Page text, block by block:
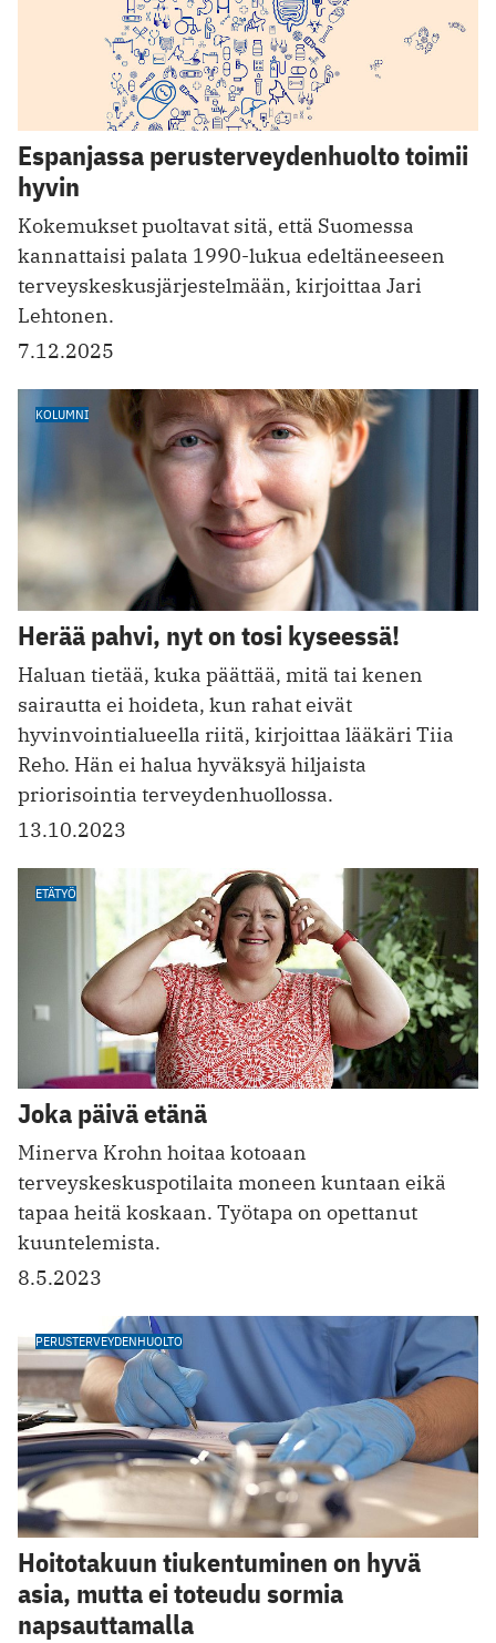
Espanjassa perusterveydenhuolto toimii
hyvin
Kokemukset puoltavat sitä, että Suomessa
kannattaisi palata 1990-lukua edeltäneeseen
terveyskeskusjärjestelmään, kirjoittaa Jari
Lehtonen.
7.12.2025
KOLUMNI
Herää pahvi, nyt on tosi kyseessä!
Haluan tietää, kuka päättää, mitä tai kenen
sairautta ei hoideta, kun rahat eivät
hyvinvointialueella riitä, kirjoittaa lääkäri Tiia
Reho. Hän ei halua hyväksyä hiljaista
priorisointia terveydenhuollossa.
13.10.2023
ETÄTYÖ
Joka päivä etänä
Minerva Krohn hoitaa kotoaan
terveyskeskuspotilaita moneen kuntaan eikä
tapaa heitä koskaan. Työtapa on opettanut
kuuntelemista.
8.5.2023
PERUSTERVEYDENHUOLTO
Hoitotakuun tiukentuminen on hyvä
asia, mutta ei toteudu sormia
napsauttamalla